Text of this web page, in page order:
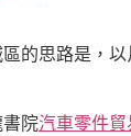
的思路是，
院汽車零件貿